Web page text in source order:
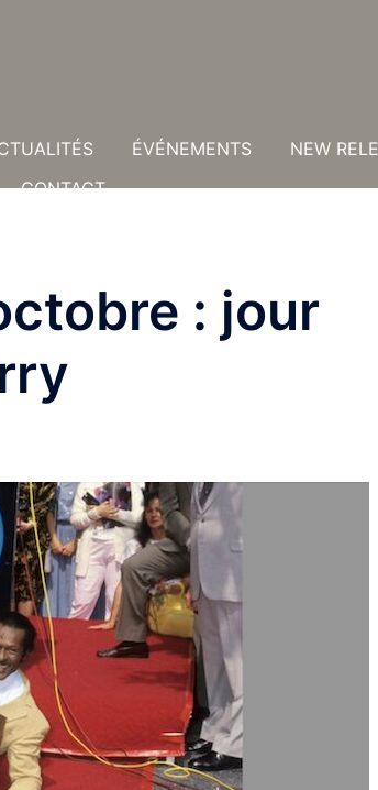
ÉVÉNEMENTS NEW
CONTACT
: jour